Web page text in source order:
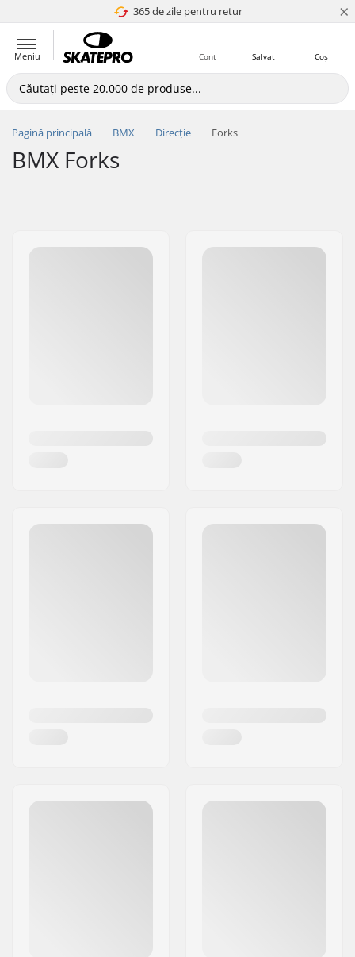
365 de zile pentru retur
4.8 a 5 ×
Meniu Coș
Salvat
Cont
Pagină principală BMX Direcție Forks
BMX Forks